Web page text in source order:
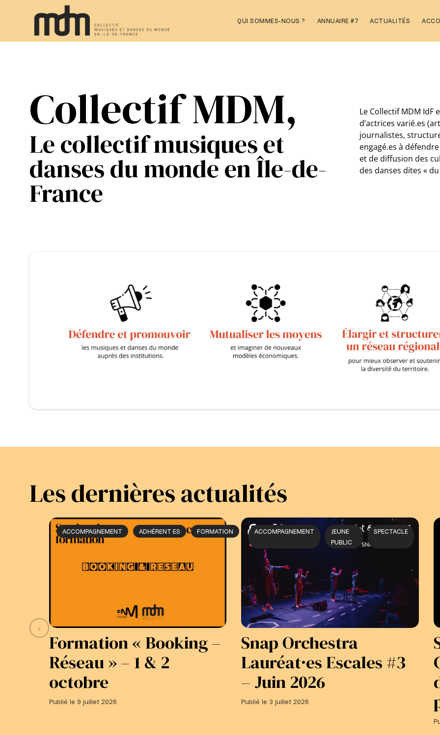
Aller
au
QUI SOMMES-NOUS ? ANNUAIRE #7 ACTUALITÉS
Collectif MDM,
Le collectif musiques et
danses du monde en Île-de-
France
Le Collectif MDM IdF
d’actrices varié.es
journalistes,
engagé.es à
et de diffusion des
des danses dites «
Les dernières actualités
‹
ACCOMPAGNEMENT ADHÉRENT·ES FORMATION
Formation « Booking –
Réseau » – 1 & 2
octobre
Publié le 9 juillet 2026
ACCOMPAGNEMENT
JEUNE
PUBLIC
SPECTACLE
Snap Orchestra
Lauréat·es Escales #3
– Juin 2026
Publié le 3 juillet 2026